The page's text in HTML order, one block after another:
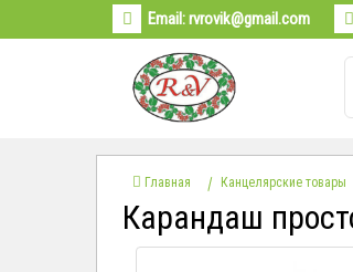
Email:rvrovik@gmail.com
Главная Канцелярские товары
Карандаш